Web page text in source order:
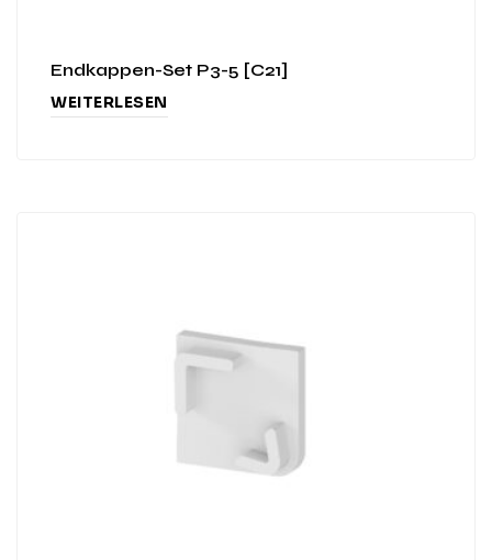
Endkappen-Set P3-5 [C21]
WEITERLESEN